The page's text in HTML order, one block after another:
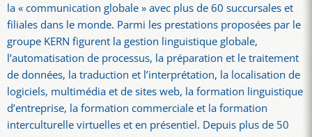
la « communication globale » avec plus de 60 succursales et
filiales dans le monde. Parmi les prestations proposées par le
groupe KERN figurent la gestion linguistique globale,
l’automatisation de processus, la préparation et le traitement
de données, la traduction et l’interprétation, la localisation de
logiciels, multimédia et de sites web, la formation linguistique
d’entreprise, la formation commerciale et la formation
interculturelle virtuelles et en présentiel. Depuis plus de 50